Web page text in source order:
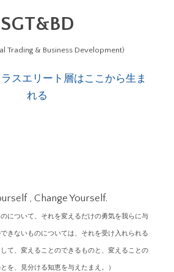
SGT&BD
Trading & Business Development)
スエリート層はここから生ま
れる
, Change Yourself.
のについて、それを変えるだけの勇気を我らに与
きないものについては、それを受け入れられる
て、変えることのできるものと、変えることの
を、見分ける知恵を与えたまえ。）